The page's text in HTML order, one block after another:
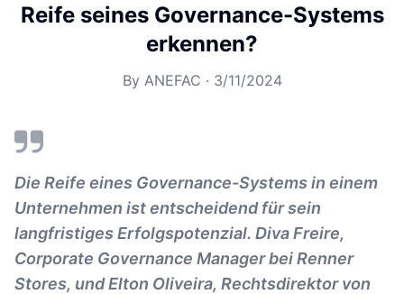
Reife seines Governance-Systems
erkennen?
By ANEFAC · 3/11/2024
Die Reife eines Governance-Systems in einem
Unternehmen ist entscheidend für sein
langfristiges Erfolgspotenzial. Diva Freire,
Corporate Governance Manager bei Renner
Stores, und Elton Oliveira, Rechtsdirektor von